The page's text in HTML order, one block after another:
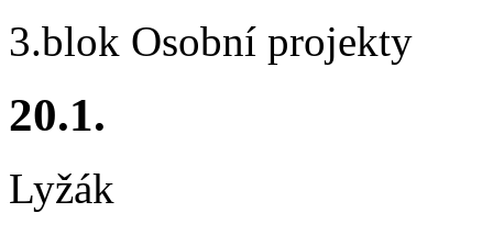
3.blok Osobní projekty
20.1.
Lyžák